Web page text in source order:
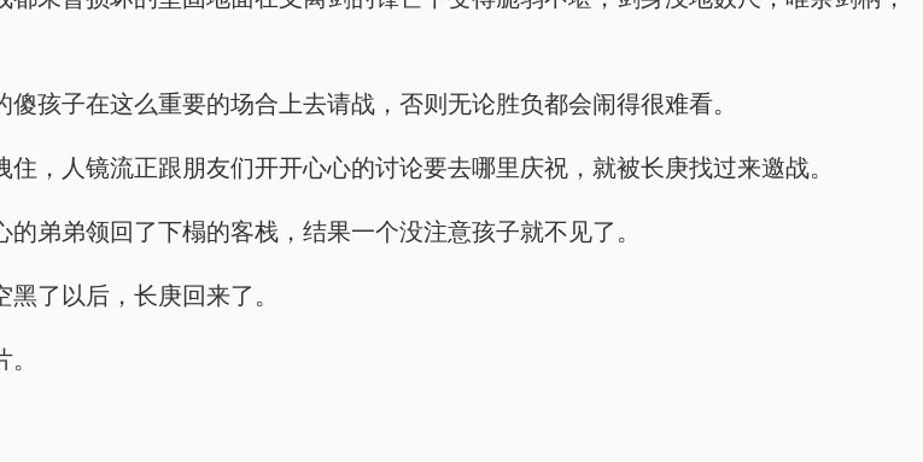
孩子在这么重要的场合上去请战，否则无论胜负都会闹得很难看。
，人镜流正跟朋友们开开心心的讨论要去哪里庆祝，就被长庚找过来邀战。
弟弟领回了下榻的客栈，结果一个没注意孩子就不见了。
了以后，长庚回来了。